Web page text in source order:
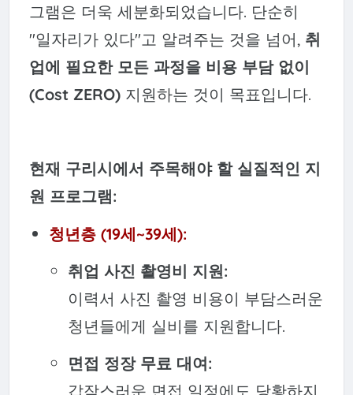
그램은 더욱 세분화되었습니다. 단순히
"일자리가 있다"고 알려주는 것을 넘어, 취
업에 필요한 모든 과정을 비용 부담 없이
(Cost ZERO)지원하는 것이 목표입니다.
현재 구리시에서 주목해야 할 실질적인 지
원 프로그램:
청년층 (19세~39세):
취업 사진 촬영비 지원:
이력서 사진 촬영 비용이 부담스러운
청년들에게 실비를 지원합니다.
면접 정장 무료 대여:
갑작스러운 면접 일정에도 당황하지